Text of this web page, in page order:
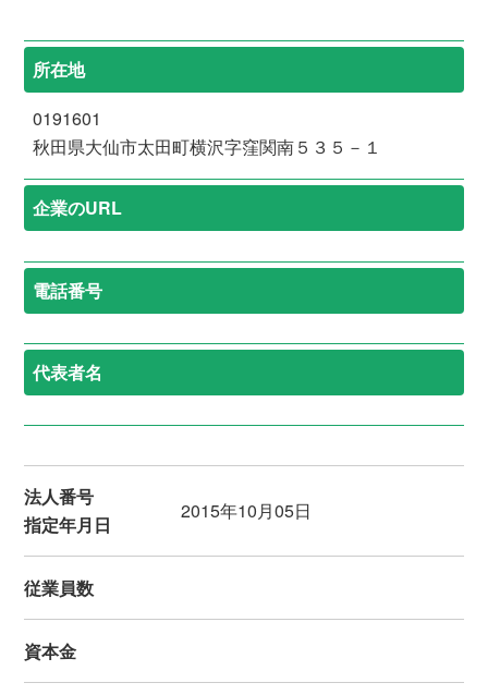
所在地
0191601
秋田県大仙市太田町横沢字窪関南５３５－１
企業のURL
電話番号
代表者名
法人番号
指定年月日
2015年10月05日
従業員数
資本金